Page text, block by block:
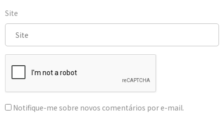
Site
Notifique-me sobre novos comentários por e-mail.